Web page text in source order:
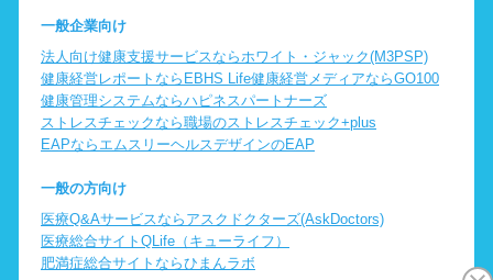
一般企業向け
法人向け健康支援サービスならホワイト・ジャック(M3PSP)
健康経営レポートならEBHS Life健康経営メディアならGO100
健康管理システムならハピネスパートナーズ
ストレスチェックなら職場のストレスチェック+plus
EAPならエムスリーヘルスデザインのEAP
一般の方向け
医療Q&Aサービスならアスクドクターズ(AskDoctors)
医療総合サイトQLife（キューライフ）
肥満症総合サイトならひまんラボ